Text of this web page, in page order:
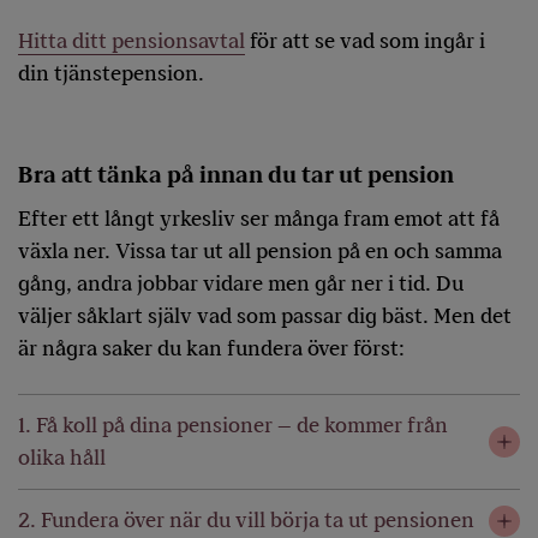
Hitta ditt pensionsavtalför att se vad som ingår i
din tjänstepension.
Bra att tänka på innan du tar ut pension
Efter ett långt yrkesliv ser många fram emot att få
växla ner. Vissa tar ut all pension på en och samma
gång, andra jobbar vidare men går ner i tid. Du
väljer såklart själv vad som passar dig bäst. Men det
är några saker du kan fundera över först:
1. Få koll på dina pensioner – de kommer från
olika håll
2. Fundera över när du vill börja ta ut pensionen